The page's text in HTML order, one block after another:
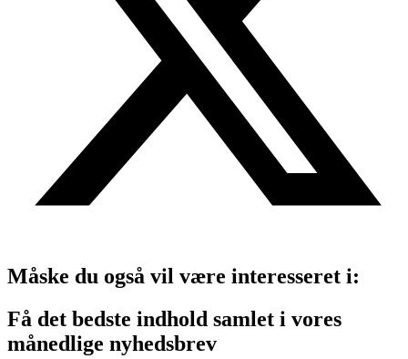
Måske du også vil være interesseret i:
Få det bedste indhold samlet i vores
månedlige nyhedsbrev